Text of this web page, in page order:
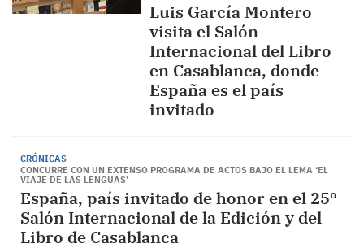
Luis García Montero
visita el Salón
Internacional del Libro
en Casablanca, donde
España es el país
invitado
CRÓNICAS
CONCURRE CON UN EXTENSO PROGRAMA DE ACTOS BAJO EL LEMA ‘EL
VIAJE DE LAS LENGUAS’
España, país invitado de honor en el 25º
Salón Internacional de la Edición y del
Libro de Casablanca